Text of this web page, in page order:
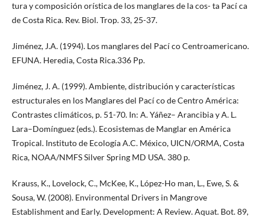
tura y composición orística de los manglares de la cos- ta Pací ca
de Costa Rica. Rev. Biol. Trop. 33, 25-37.
Jiménez, J.A. (1994). Los manglares del Pací co Centroamericano.
EFUNA. Heredia, Costa Rica.336 Pp.
Jiménez, J. A. (1999). Ambiente, distribución y características
estructurales en los Manglares del Pací co de Centro América:
Contrastes climáticos, p. 51-70. In: A. Yáñez– Arancibia y A. L.
Lara–Domínguez (eds.). Ecosistemas de Manglar en América
Tropical. Instituto de Ecología A.C. México, UICN/ORMA, Costa
Rica, NOAA/NMFS Silver Spring MD USA. 380 p.
Krauss, K., Lovelock, C., McKee, K., López-Ho man, L., Ewe, S. &
Sousa, W. (2008). Environmental Drivers in Mangrove
Establishment and Early. Development: A Review. Aquat. Bot. 89,